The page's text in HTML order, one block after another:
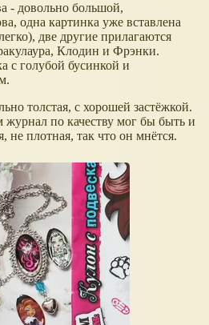
- довольно большой,
одна картинка уже вставлена
две другие прилагаются
Клодин и Фрэнки.
с голубой бусинкой и
толстая, с хорошей застёжкой.
по качеству мог бы быть и
не плотная, так что он мнётся.